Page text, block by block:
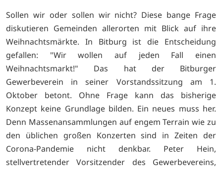
Sollen wir oder sollen wir nicht? Diese bange Frage
diskutieren Gemeinden allerorten mit Blick auf ihre
Weihnachtsmärkte. In Bitburg ist die Entscheidung
gefallen: "Wir wollen auf jeden Fall einen
Weihnachtsmarkt!" Das hat der Bitburger
Gewerbeverein in seiner Vorstandssitzung am 1.
Oktober betont. Ohne Frage kann das bisherige
Konzept keine Grundlage bilden. Ein neues muss her.
Denn Massenansammlungen auf engem Terrain wie zu
den üblichen großen Konzerten sind in Zeiten der
Corona-Pandemie nicht denkbar. Peter Hein,
stellvertretender Vorsitzender des Gewerbevereins,